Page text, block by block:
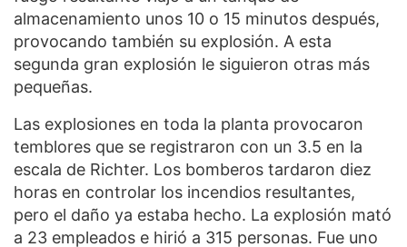
almacenamiento unos 10 o 15 minutos después,
provocando también su explosión. A esta
segunda gran explosión le siguieron otras más
pequeñas.
Las explosiones en toda la planta provocaron
temblores que se registraron con un 3.5 en la
escala de Richter. Los bomberos tardaron diez
horas en controlar los incendios resultantes,
pero el daño ya estaba hecho. La explosión mató
a 23 empleados e hirió a 315 personas. Fue uno